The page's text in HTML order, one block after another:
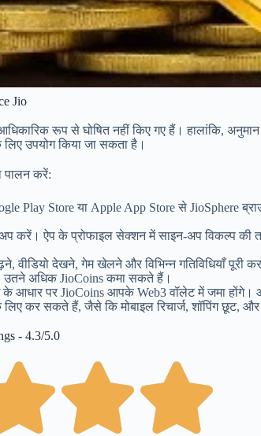
Jio
रूप से घोषित नहीं किए गए हैं। हालांकि, अनुमान
उपयोग किया जा सकता है।
पालन करें:
Play Store या Apple App Store से JioSphere
करें। ऐप के प्रोफाइल सेक्शन में साइन-अप विकल्प की
वीडियो देखने, गेम खेलने और विभिन्न गतिविधियाँ पूरी
उतने अधिक JioCoins कमा सकते हैं।
के आधार पर JioCoins आपके Web3 वॉलेट में जमा होंगे।
कर सकते हैं, जैसे कि मोबाइल रिचार्ज, शॉपिंग छूट,
- 4.3/5.0